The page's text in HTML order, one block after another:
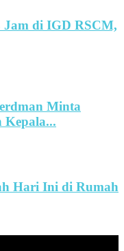
Jam di IGD RSCM,
Minta
Kepala...
Hari Ini di Rumah